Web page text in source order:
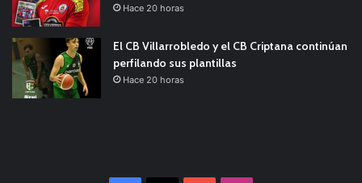
Hace 20 horas
El CB Villarrobledo y el CB Criptana continúan
perfilando sus plantillas
Hace 20 horas